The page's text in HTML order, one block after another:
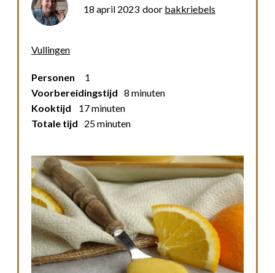
18 april 2023 door bakkriebels
Vullingen
Personen
1
Voorbereidingstijd 8 minuten
Kooktijd
17 minuten
Totale tijd
25 minuten